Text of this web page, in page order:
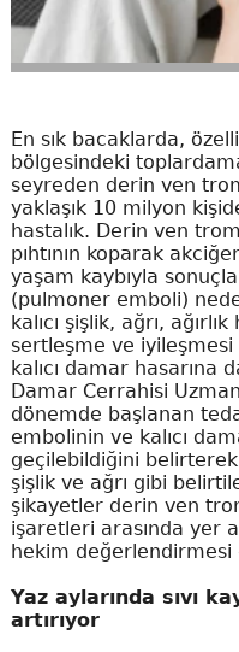
En sık bacaklarda,
bölgesindeki
seyreden derin ven
yaklaşık 10 milyon
hastalık. Derin ven
pıhtının koparak
yaşam kaybıyla
(pulmoner emboli)
kalıcı şişlik, ağrı,
sertleşme ve
kalıcı damar hasarına
Damar Cerrahisi
dönemde başlanan
embolinin ve kalıcı
geçilebildiğini
şişlik ve ağrı gibi
şikayetler derin ven
işaretleri arasında yer
hekim
Yaz aylarında sıvı
artırıyor